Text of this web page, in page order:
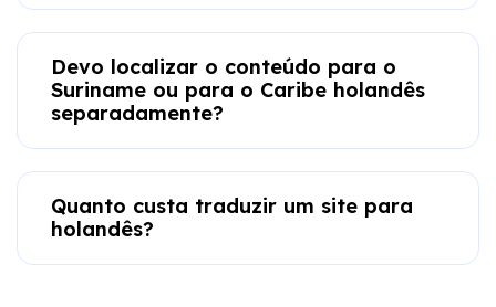
Devo localizar o conteúdo para o
Suriname ou para o Caribe holandês
separadamente?
Quanto custa traduzir um site para
holandês?